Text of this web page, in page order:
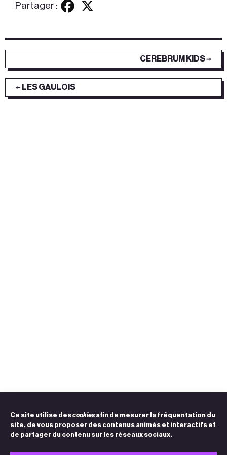
Ce site utilise descookies afin de mesurer la fréquentation du
site, de vous proposer des contenus animés et interactifs et
de partager du contenu sur les réseaux sociaux.
Partager :
← LES GAULOIS
CEREBRUM KIDS →